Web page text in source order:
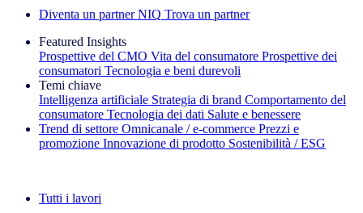
Diventa un partner NIQ Trova un partner
Featured Insights
Prospettive del CMO Vita del consumatore Prospettive dei
consumatori Tecnologia e beni durevoli
Temi chiave
Intelligenza artificiale Strategia di brand Comportamento del
consumatore Tecnologia dei dati Salute e benessere
Trend di settore Omnicanale / e‑commerce Prezzi e
promozione Innovazione di prodotto Sostenibilità / ESG
Tutti i lavori